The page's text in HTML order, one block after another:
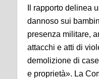
Il rapporto delinea
dannoso sui
presenza militare,
attacchi e atti di
demolizione di
e proprietà». La